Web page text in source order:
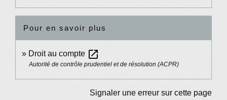
Pour en savoir plus
Droit au compte open_in_new
Autorité de contrôle prudentiel et de résolution (ACPR)
Signaler une erreur sur cette page